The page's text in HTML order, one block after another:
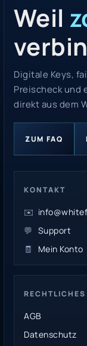
Weil
Digitale Keys,
Preischeck und
direkt aus dem
ZUM FAQ
KONTAKT
✉️
💬 Support
🧾
Mein Konto
RECHTLICHES
AGB
Datenschutz